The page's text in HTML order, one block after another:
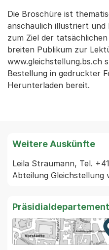
Die Broschüre ist
anschaulich illustriert und
zum Ziel der
breiten Publikum zur
www.gleichstellung.bs.ch
Bestellung in gedruckter
Herunterladen bereit.
Weitere Auskünfte
Leila Straumann, Tel.
Abteilung Gleichstellung
Präsidialdepartement